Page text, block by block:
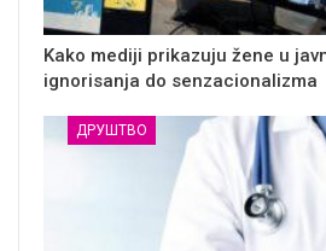
Kako mediji prikazuju žene u
ignorisanja do senzacionalizma
ДРУШТВО